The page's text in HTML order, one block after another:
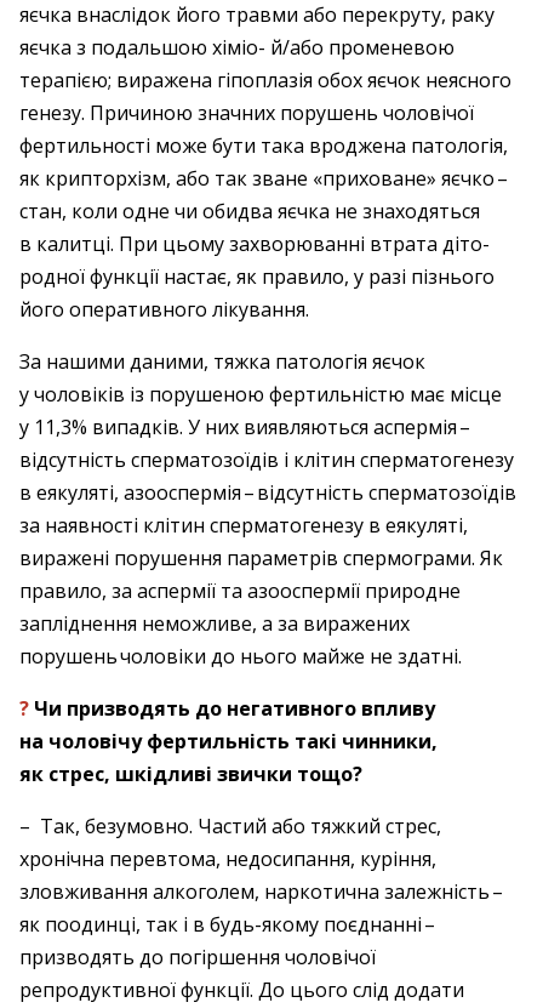
яєчка внаслідок його травми або перекруту, раку
яєчка з подальшою хіміо- й/або променевою
терапією; виражена гіпоплазія обох яєчок неясного
генезу. Причиною значних порушень чоловічої
фертильності може бути така вроджена патологія,
як крипторхізм, або так зване «приховане» яєчко – ​
стан, коли одне чи обидва яєчка не знаходяться
в калитці. При цьому захворюванні втрата діто­
родної функції настає, як правило, у разі пізнього
його оперативного ­лікування.
За нашими даними, тяжка патологія ­яєчок
у чоловіків із порушеною фертильністю має місце
у 11,3% випадків. У них виявляються аспермія – ​
відсутність сперма­тозоїдів і клітин сперматогенезу
в еякуляті, азооспермія – ​відсутність сперматозоїдів
за наявності клітин сперматогенезу в еякуляті,
виражені порушення параметрів спермо­грами. Як
правило, за аспермії та азоо­спермії природне
запліднення неможливе, а за виражених
порушень чоловіки до нього майже не здатні.
? Чи призводять до негативного впливу
на чоловічу фертильність такі чинники,
як стрес, шкідливі звички тощо?
– Так, безумовно. Частий або тяжкий стрес,
хронічна перевтома, недосипання, куріння,
зловживання алкоголем, нарко­тична залежність – ​
як поодинці, так і в будь-якому поєднанні – ​
призводять до погіршення чоловічої
репродуктивної функції. До цього слід додати